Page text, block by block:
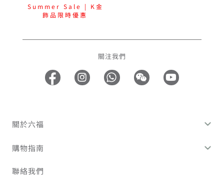
Summer Sale | K金
飾品限時優惠
關注我們
關於六福
購物指南
聯絡我們